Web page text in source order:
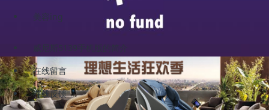
美容ing
威尼斯5139手机版的简介
在线留言
在线反馈